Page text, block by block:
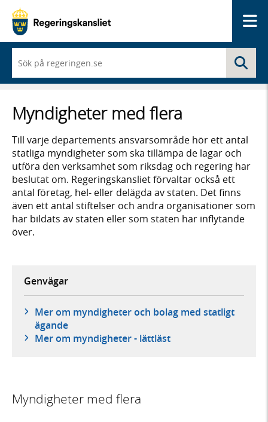
du
börjar
skriva
framträder
en
med
sökförslag
Myndigheter med flera
Till varje departements ansvarsområde hör ett antal
statliga myndigheter som ska tillämpa de lagar och
utföra den verksamhet som riksdag och regering har
beslutat om. Regeringskansliet förvaltar också ett
antal företag, hel- eller delägda av staten. Det finns
även ett antal stiftelser och andra organisationer som
har bildats av staten eller som staten har inflytande
över.
Genvägar
Mer om myndigheter och bolag med statligt
ägande
Mer om myndigheter - lättläst
Myndigheter med flera